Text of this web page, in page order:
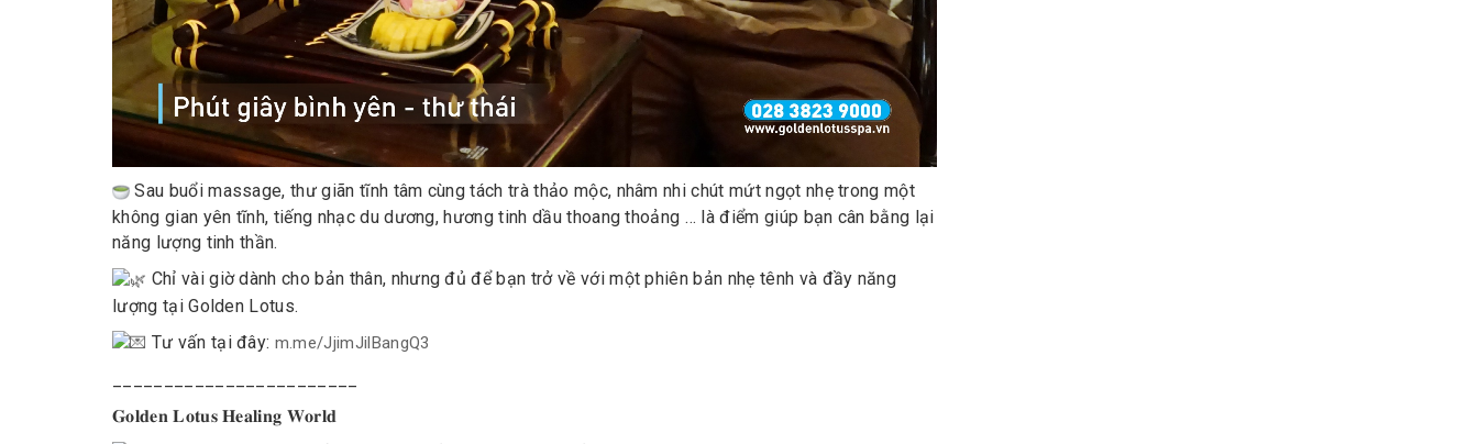
Sau buổi massage, thư giãn tĩnh tâm cùng tách trà thảo mộc, nhâm nhi chút mứt ngọt nhẹ trong một
không gian yên tĩnh, tiếng nhạc du dương, hương tinh dầu thoang thoảng … là điểm giúp bạn cân bằng lại
năng lượng tinh thần.
Chỉ vài giờ dành cho bản thân, nhưng đủ để bạn trở về với một phiên bản nhẹ tênh và đầy năng
lượng tại Golden Lotus.
Tư vấn tại đây: m.me/JjimJilBangQ3
𝐆𝐨𝐥𝐝𝐞𝐧 𝐋𝐨𝐭𝐮𝐬 𝐇𝐞𝐚𝐥𝐢𝐧𝐠 𝐖𝐨𝐫𝐥𝐝